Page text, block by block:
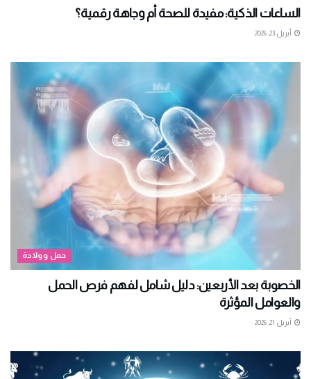
الساعات الذكية: مفيدة للصحة أم وجاهة رقمية؟
أبريل 23, 2026
حمل وولادة
الخصوبة بعد الأربعين: دليل شامل لفهم فرص الحمل
والعوامل المؤثرة
أبريل 21, 2026